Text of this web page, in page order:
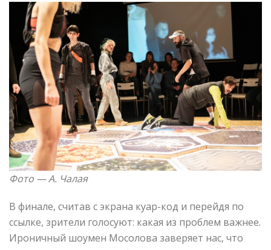
Фото — А. Чалая
В финале, считав с экрана куар-код и перейдя по
ссылке, зрители голосуют: какая из проблем важнее.
Ироничный шоумен Мосолова заверяет нас, что